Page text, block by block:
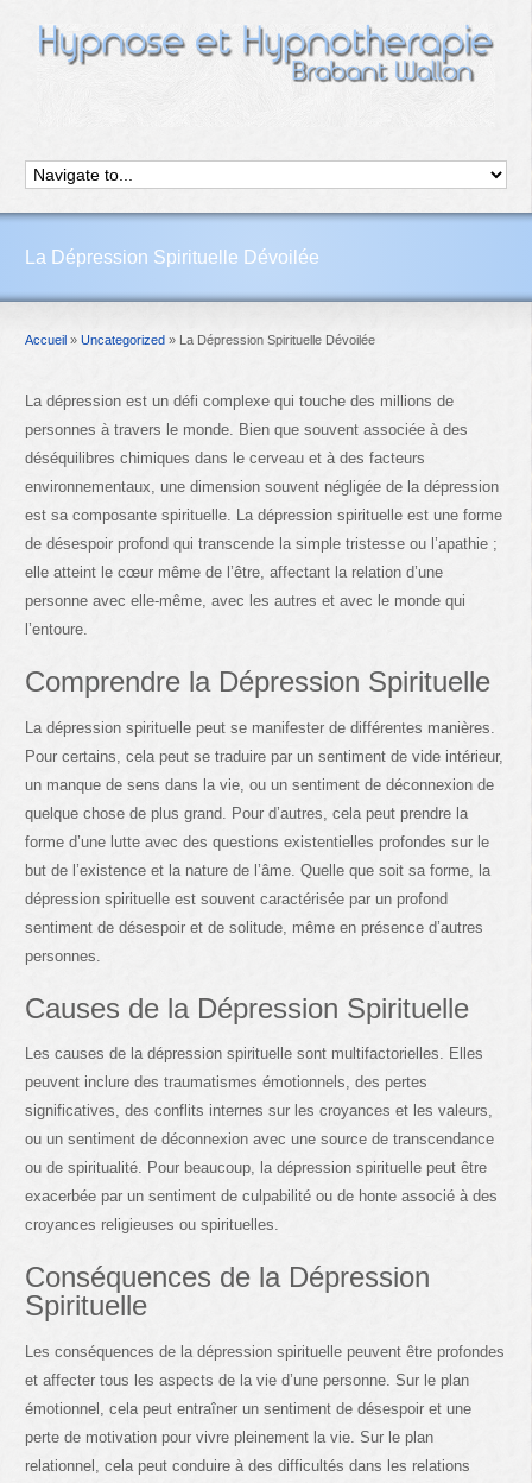
La Dépression Spirituelle Dévoilée
Accueil » Uncategorized » La Dépression Spirituelle Dévoilée
La dépression est un défi complexe qui touche des millions de
personnes à travers le monde. Bien que souvent associée à des
déséquilibres chimiques dans le cerveau et à des facteurs
environnementaux, une dimension souvent négligée de la dépression
est sa composante spirituelle. La dépression spirituelle est une forme
de désespoir profond qui transcende la simple tristesse ou l’apathie ;
elle atteint le cœur même de l’être, affectant la relation d’une
personne avec elle-même, avec les autres et avec le monde qui
l’entoure.
Comprendre la Dépression Spirituelle
La dépression spirituelle peut se manifester de différentes manières.
Pour certains, cela peut se traduire par un sentiment de vide intérieur,
un manque de sens dans la vie, ou un sentiment de déconnexion de
quelque chose de plus grand. Pour d’autres, cela peut prendre la
forme d’une lutte avec des questions existentielles profondes sur le
but de l’existence et la nature de l’âme. Quelle que soit sa forme, la
dépression spirituelle est souvent caractérisée par un profond
sentiment de désespoir et de solitude, même en présence d’autres
personnes.
Causes de la Dépression Spirituelle
Les causes de la dépression spirituelle sont multifactorielles. Elles
peuvent inclure des traumatismes émotionnels, des pertes
significatives, des conflits internes sur les croyances et les valeurs,
ou un sentiment de déconnexion avec une source de transcendance
ou de spiritualité. Pour beaucoup, la dépression spirituelle peut être
exacerbée par un sentiment de culpabilité ou de honte associé à des
croyances religieuses ou spirituelles.
Conséquences de la Dépression
Spirituelle
Les conséquences de la dépression spirituelle peuvent être profondes
et affecter tous les aspects de la vie d’une personne. Sur le plan
émotionnel, cela peut entraîner un sentiment de désespoir et une
perte de motivation pour vivre pleinement la vie. Sur le plan
relationnel, cela peut conduire à des difficultés dans les relations